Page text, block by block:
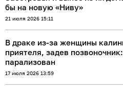
бы на новую «Ниву»
21 июля 2026 15:11
В драке из-за женщины
приятеля, задев
парализован
17 июля 2026 13:59